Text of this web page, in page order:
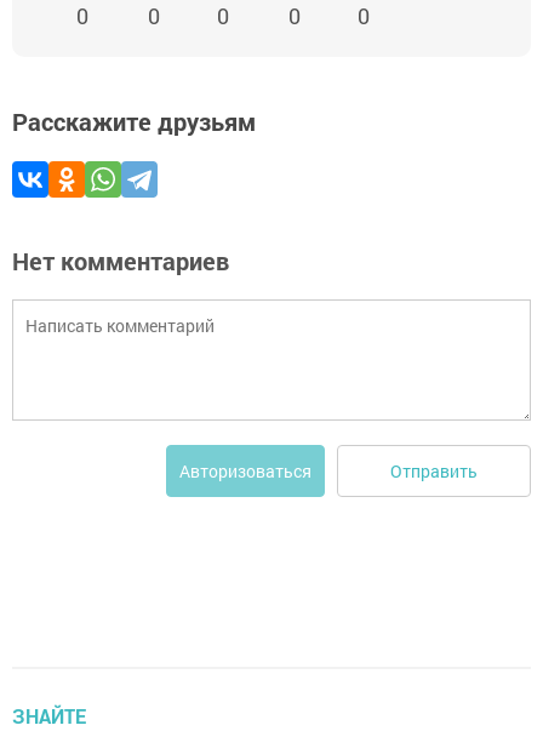
0 0 0 0 0
Расскажите друзьям
Нет комментариев
Авторизоваться Отправить
ЗНАЙТЕ